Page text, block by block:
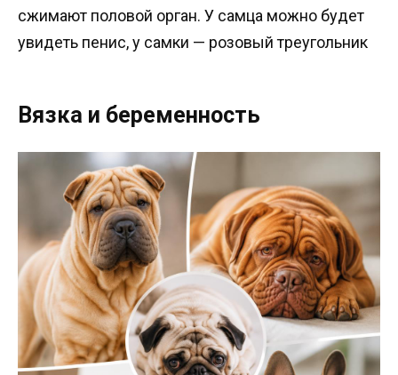
сжимают половой орган. У самца можно будет
увидеть пенис, у самки — розовый треугольник
Вязка и беременность